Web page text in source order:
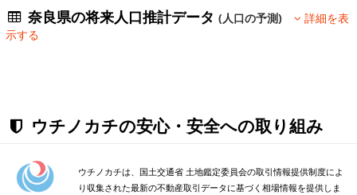
奈良県の将来人口推計データ(人口の予測)
詳細を表
示する
ウチノカチの安心・安全への取り組み
ウチノカチは、国土交通省 土地鑑定委員会の取引情報提供制度によ
り収集された最新の不動産取引データに基づく相場情報を提供しま